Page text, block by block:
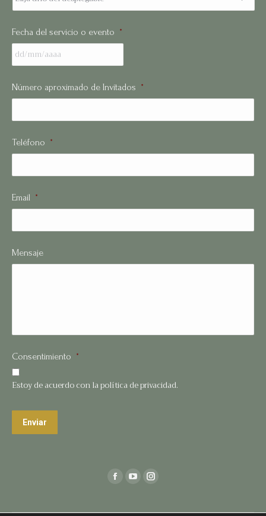
Fecha del servicio o evento *
Número aproximado de Invitados *
Teléfono *
Email *
Mensaje
Consentimiento *
Estoy de acuerdo con la política de privacidad.
Enviar
Facebook
YouTubeInstagram